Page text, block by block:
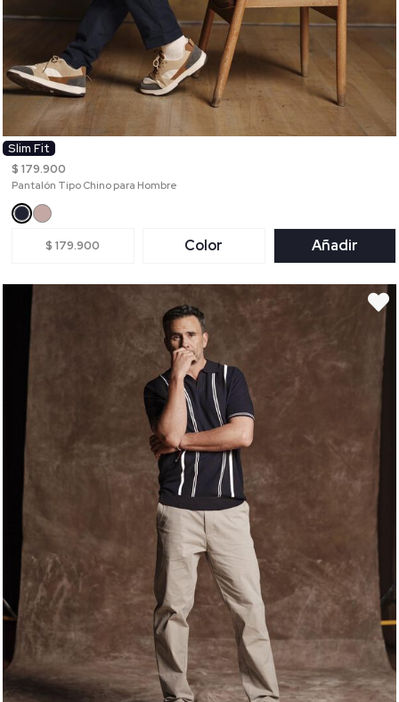
Slim Fit
$ 179.900
Pantalón Tipo Chino para Hombre
$ 179.900 Color Añadir